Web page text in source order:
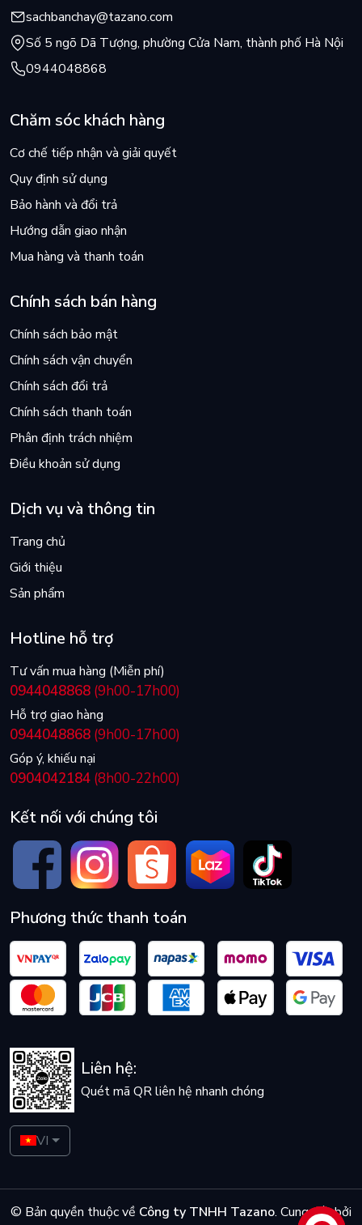
sachbanchay@tazano.com
Số 5 ngõ Dã Tượng, phường Cửa Nam, thành phố Hà Nội
0944048868
Chăm sóc khách hàng
Cơ chế tiếp nhận và giải quyết
Quy định sử dụng
Bảo hành và đổi trả
Hướng dẫn giao nhận
Mua hàng và thanh toán
Chính sách bán hàng
Chính sách bảo mật
Chính sách vận chuyển
Chính sách đổi trả
Chính sách thanh toán
Phân định trách nhiệm
Điều khoản sử dụng
Dịch vụ và thông tin
Trang chủ
Giới thiệu
Sản phẩm
Hotline hỗ trợ
Tư vấn mua hàng (Miễn phí)
0944048868 (9h00-17h00)
Hỗ trợ giao hàng
0944048868 (9h00-17h00)
Góp ý, khiếu nại
0904042184 (8h00-22h00)
Kết nối với chúng tôi
Phương thức thanh toán
Liên hệ:
Quét mã QR liên hệ nhanh chóng
VI
© Bản quyền thuộc về Công ty TNHH Tazano. Cung cấp bởi